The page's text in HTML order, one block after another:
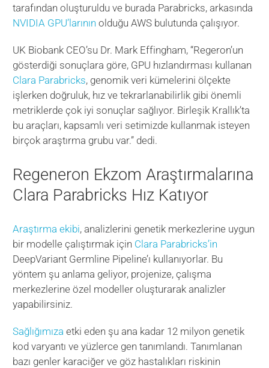
tarafından oluşturuldu ve burada Parabricks, arkasında
NVIDIA GPU’larının olduğu AWS bulutunda çalışıyor.
UK Biobank CEO’su Dr. Mark Effingham, “Regeron’un
gösterdiği sonuçlara göre, GPU hızlandırması kullanan
Clara Parabricks, genomik veri kümelerini ölçekte
işlerken doğruluk, hız ve tekrarlanabilirlik gibi önemli
metriklerde çok iyi sonuçlar sağlıyor. Birleşik Krallık’ta
bu araçları, kapsamlı veri setimizde kullanmak isteyen
birçok araştırma grubu var.” dedi.
Regeneron Ekzom Araştırmalarına
Clara Parabricks Hız Katıyor
Araştırma ekibi, analizlerini genetik merkezlerine uygun
bir modelle çalıştırmak için Clara Parabricks’in
DeepVariant Germline Pipeline’ı kullanıyorlar. Bu
yöntem şu anlama geliyor, projenize, çalışma
merkezlerine özel modeller oluşturarak analizler
yapabilirsiniz.
Sağlığımıza etki eden şu ana kadar 12 milyon genetik
kod varyantı ve yüzlerce gen tanımlandı. Tanımlanan
bazı genler karaciğer ve göz hastalıkları riskinin